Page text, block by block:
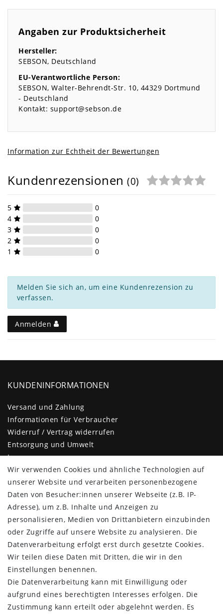
Angaben zur Produktsicherheit
Hersteller:
SEBSON Deutschland
EU-Verantwortliche Person:
SEBSON Walter-Behrendt-Str. 10 44329 Dortmund
Deutschland
Kontakt: support@sebson.de
Information zur Echtheit der Bewertungen
Kundenrezensionen (0)
5
0
4
0
3
0
2
0
1
0
Melden Sie sich an, um eine Kundenrezension zu
verfassen.
Anmelden
KUNDENINFORMATIONEN
Versand und Zahlung
Informationen für Verbraucher
Widerruf / Vertrag widerrufen
Entsorgung und Umwelt
Impressum
Daten­schutz­erklärung
AGB
Barrierefreiheitserklärung
Kontakt
KUNDENBEREICH
Login
Registrieren
KUNDENSERVICE
Infocenter
Newsletter
Wir verwenden Cookies und ähnliche Technologien auf
unserer Website und verarbeiten personenbezogene
Daten von Besucher:innen unserer Webseite (z.B. IP-
Adresse), um z.B. Inhalte und Anzeigen zu
personalisieren, Medien von Drittanbietern einzubinden
oder Zugriffe auf unsere Website zu analysieren. Die
Datenverarbeitung erfolgt erst durch gesetzte Cookies.
Wir teilen diese Daten mit Dritten, die wir in den
Einstellungen benennen.
Die Datenverarbeitung kann mit Einwilligung oder
aufgrund eines berechtigten Interesses erfolgen. Die
Zustimmung kann erteilt oder abgelehnt werden. Es